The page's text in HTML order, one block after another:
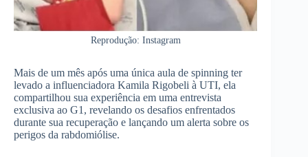
Reprodução: Instagram
Mais de um mês após uma única aula de spinning ter
levado a influenciadora Kamila Rigobeli à UTI, ela
compartilhou sua experiência em uma entrevista
exclusiva ao G1, revelando os desafios enfrentados
durante sua recuperação e lançando um alerta sobre os
perigos da rabdomiólise.